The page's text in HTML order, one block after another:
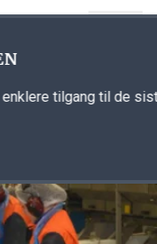
tilgang til de